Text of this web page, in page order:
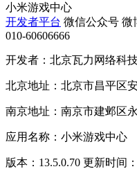
小米游戏中心
开发者平台 微信公众号 微
010-60606666
开发者：北京瓦力网络科
北京地址：北京市昌平区
南京地址：南京市建邺区
应用名称：小米游戏中心
版本：13.5.0.70 更新时间